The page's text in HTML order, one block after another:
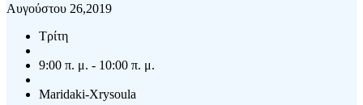
Αυγούστου 26,2019
Τρίτη
9:00 π. μ. - 10:00 π. μ.
Maridaki-Xrysoula